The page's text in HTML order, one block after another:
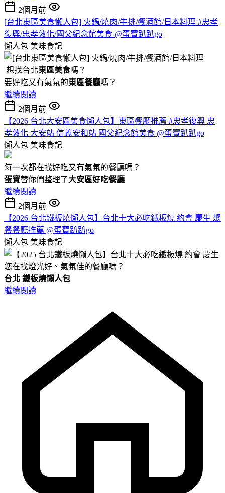
2個月前
[台北東區美食懶人包] 火鍋/燒肉/牛排/餐酒館/日本料理 #忠孝
復興/忠孝敦化/國父紀念館美食 @蛋寶趴趴go
懶人包 美味食記
想找台北東區美食嗎？
要好吃又有氣氛的東區餐廳嗎？
繼續閱讀
2個月前
【2026 台北大安區美食懶人包】東區餐廳推薦 #忠孝復興 忠
孝敦化 大安站 信義安和站 國父紀念館美食 @蛋寶趴趴go
懶人包 美味食記
每一次都在找好吃又有氣氛的餐廳嗎？
蛋寶替你們整理了大安區好吃餐廳
繼續閱讀
2個月前
【2026 台北鐵板燒懶人包】台北十大必吃鐵板燒 約會 慶生 聚
餐餐廳推薦 @蛋寶趴趴go
懶人包 美味食記
您在找燈光好、氣氛佳的餐廳嗎？
台北 鐵板燒懶人包
繼續閱讀